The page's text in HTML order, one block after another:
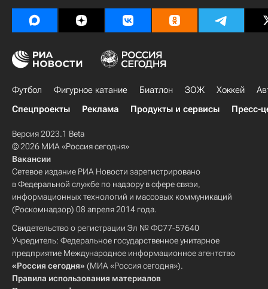
Футбол Фигурное катание Биатлон ЗОЖ Хоккей
Спецпроекты
Реклама Продукты и сервисы Пресс-
Версия 2023.1 Beta
© 2026 МИА «Россия сегодня»
Вакансии
Сетевое издание РИА Новости зарегистрировано
в Федеральной службе по надзору в сфере связи,
информационных технологий и массовых коммуникаций
(Роскомнадзор) 08 апреля 2014 года.
Свидетельство о регистрации Эл № ФС77-57640
Учредитель: Федеральное государственное унитарное
предприятие Международное информационное агентство
«Россия сегодня» (МИА «Россия сегодня»).
Правила использования материалов